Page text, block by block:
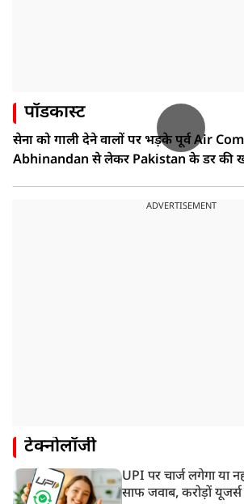
पॉडकास्ट
सेना को गाली देने वालों पर भड़के पूर्व Air
Abhinandan से लेकर Pakistan के डर की
ADVERTISEMENT
टेक्नोलॉजी
UPI पर चार्ज लगेगा या
साफ जवाब, करोड़ों यूजर्स